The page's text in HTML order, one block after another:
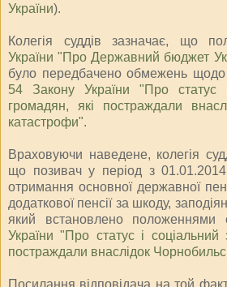
України).
Колегія суддів зазначає, що
України "Про Державний бюджет
було передбачено обмежень щодо
54 Закону України "Про статус
громадян, які постраждали
катастрофи".
Враховуючи наведене, колегія
що позивач у період з
отримання основної державної
додаткової пенсії за шкоду,
який встановлено положеннями
України "Про статус і соціальний
постраждали внаслідок
Посилання відповідача на той